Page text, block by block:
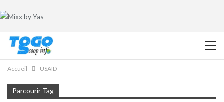
Accueil USAID
Parcourir Tag